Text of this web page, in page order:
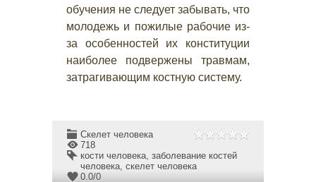
обучения не следует забывать, что
молодежь и пожилые рабочие из-
за особенностей их конституции
наиболее подвержены травмам,
затрагивающим костную систему.
Скелет человека
718
кости человека, заболевание костей
человека, скелет человека
0.0/0